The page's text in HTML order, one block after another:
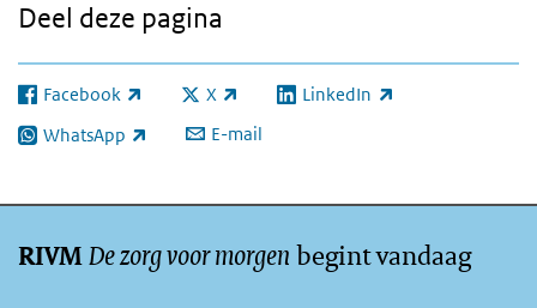
Deel deze pagina
Facebook
(externe link) X
(externe link) LinkedIn
(externe link)
WhatsApp
(externe link) E-mail
RIVMDe zorg voor morgen begint vandaag